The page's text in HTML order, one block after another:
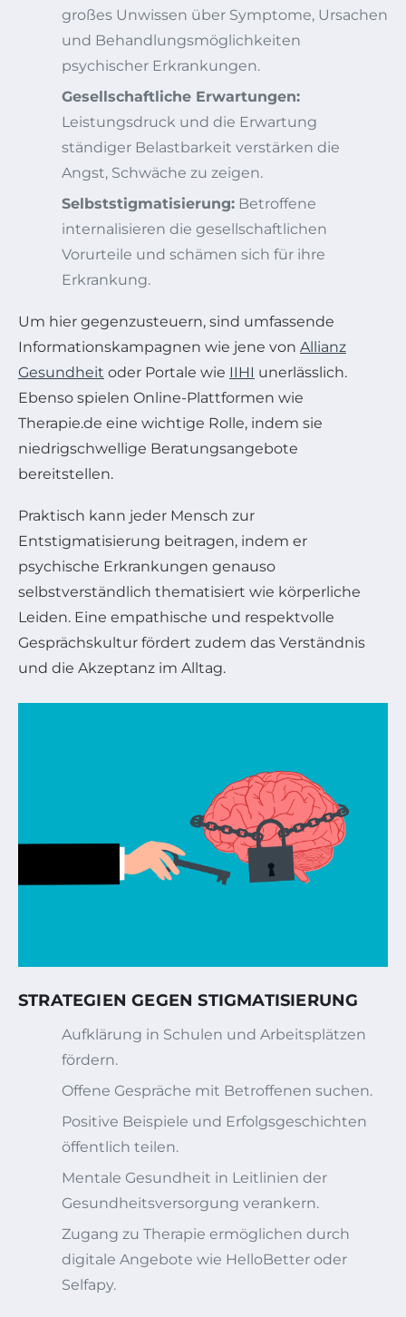
großes Unwissen über Symptome, Ursachen
und Behandlungsmöglichkeiten
psychischer Erkrankungen.
Gesellschaftliche Erwartungen:
Leistungsdruck und die Erwartung
ständiger Belastbarkeit verstärken die
Angst, Schwäche zu zeigen.
Selbststigmatisierung: Betroffene
internalisieren die gesellschaftlichen
Vorurteile und schämen sich für ihre
Erkrankung.
Um hier gegenzusteuern, sind umfassende
Informationskampagnen wie jene von Allianz
Gesundheit oder Portale wie IIHI unerlässlich.
Ebenso spielen Online-Plattformen wie
Therapie.de eine wichtige Rolle, indem sie
niedrigschwellige Beratungsangebote
bereitstellen.
Praktisch kann jeder Mensch zur
Entstigmatisierung beitragen, indem er
psychische Erkrankungen genauso
selbstverständlich thematisiert wie körperliche
Leiden. Eine empathische und respektvolle
Gesprächskultur fördert zudem das Verständnis
und die Akzeptanz im Alltag.
STRATEGIEN GEGEN STIGMATISIERUNG
Aufklärung in Schulen und Arbeitsplätzen
fördern.
Offene Gespräche mit Betroffenen suchen.
Positive Beispiele und Erfolgsgeschichten
öffentlich teilen.
Mentale Gesundheit in Leitlinien der
Gesundheitsversorgung verankern.
Zugang zu Therapie ermöglichen durch
digitale Angebote wie HelloBetter oder
Selfapy.